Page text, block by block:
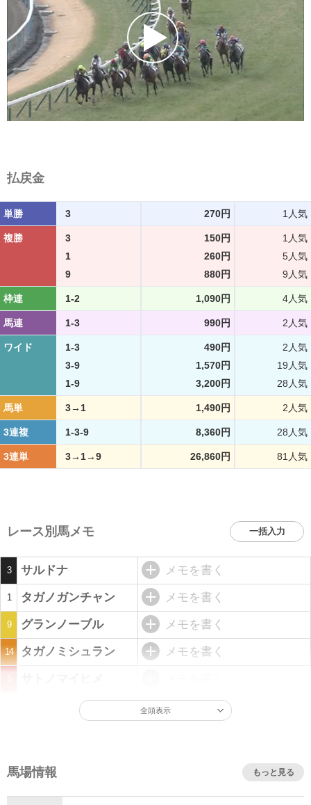
払戻金
単勝 3 270円 1人気
複勝 3 150円
1人気
1
260円
5人気
9
880円 9人気
枠連 1-2 1,090円 4人気
馬連 1-3 990円 2人気
ワイド 1-3 490円
2人気
3-9
1,570円
19人気
1-9
3,200円 28人気
馬単 3→1 1,490円 2人気
3連複 1-3-9 8,360円 28人気
3連単 3→1→9 26,860円 81人気
レース別馬メモ 一括入力
3 サルドナ メモを書く
1 タガノガンチャン メモを書く
9 グランノーブル メモを書く
14 タガノミシュラン メモを書く
全頭表示
馬場情報 もっと見る